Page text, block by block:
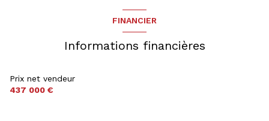
FINANCIER
Informations financières
Prix net vendeur
437 000 €